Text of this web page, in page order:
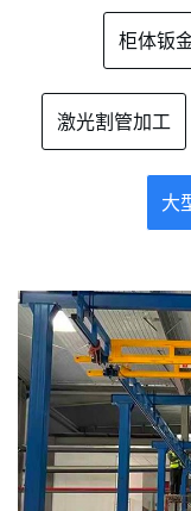
柜体钣
激光割管加工
大